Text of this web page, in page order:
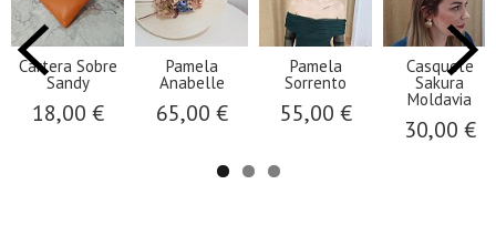
Cartera Sobre
Sandy
18,00 €
Pamela
Anabelle
65,00 €
Pamela
Sorrento
55,00 €
Casquete
Sakura
Moldavia
30,00 €